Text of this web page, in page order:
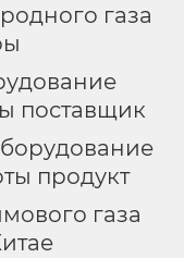
газа
поставщик
продукт
газа